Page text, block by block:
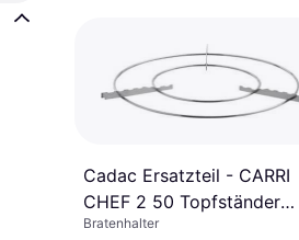
Cadac Ersatzteil - CARRI
CHEF 2 50 Topfständer
8910-SP003
Bratenhalter